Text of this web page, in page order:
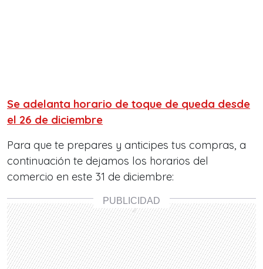
Se adelanta horario de toque de queda desde
el 26 de diciembre
Para que te prepares y anticipes tus compras, a
continuación te dejamos los horarios del
comercio en este 31 de diciembre: